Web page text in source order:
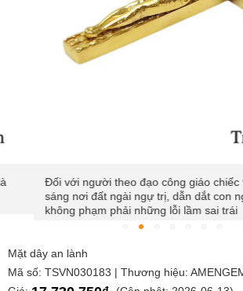
Đối với người theo đạo công giáo chiếc thập
sáng nơi đất ngài ngự trị, dẫn dắt con người
không phạm phải những lỗi lầm sai trái
Mặt dây an lành
Mã số: TSVN030183 | Thương hiệu: